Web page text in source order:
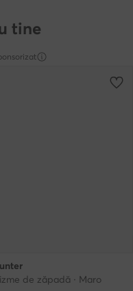
tine
de zăpadă · Maro